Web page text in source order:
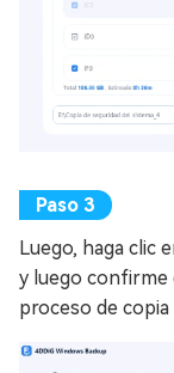
Luego, haga clic
y luego confirme
proceso de